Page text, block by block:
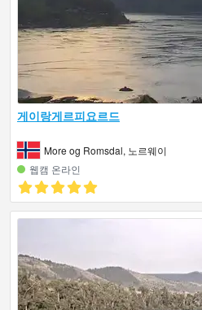
게이랑게르피요르드
More og Romsdal, 노르웨이
웹캠 온라인